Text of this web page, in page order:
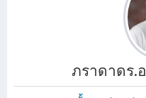
ภราดาดร.